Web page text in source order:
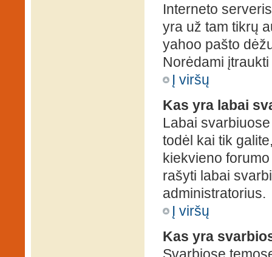
Interneto
yra už tam tikrų
yahoo pašto
Norėdami
Į viršų
Kas yra labai
Labai
todėl kai tik
kiekvieno
rašyti labai
administratorius.
Į viršų
Kas yra